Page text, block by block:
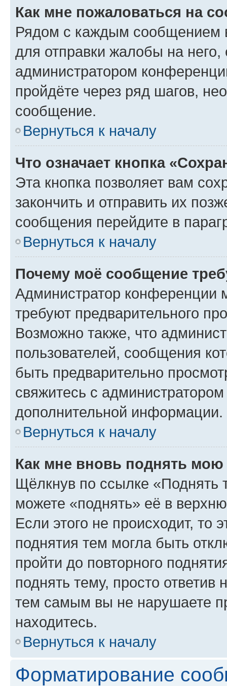
Как мне пожаловаться на
Рядом с каждым сообщением
для отправки жалобы на
администратором
пройдёте через ряд шагов,
сообщение.
Вернуться к началу
Что означает кнопка
Эта кнопка позволяет вам
закончить и отправить их
сообщения перейдите в
Вернуться к началу
Почему моё сообщение
Администратор конференции
требуют предварительного
Возможно также, что
пользователей, сообщения
быть предварительно
свяжитесь с
дополнительной информации.
Вернуться к началу
Как мне вновь поднять мою
Щёлкнув по ссылке «Поднять
можете «поднять» её в
Если этого не происходит, то
поднятия тем могла быть
пройти до повторного
поднять тему, просто ответив
тем самым вы не нарушаете
находитесь.
Вернуться к началу
Форматирование